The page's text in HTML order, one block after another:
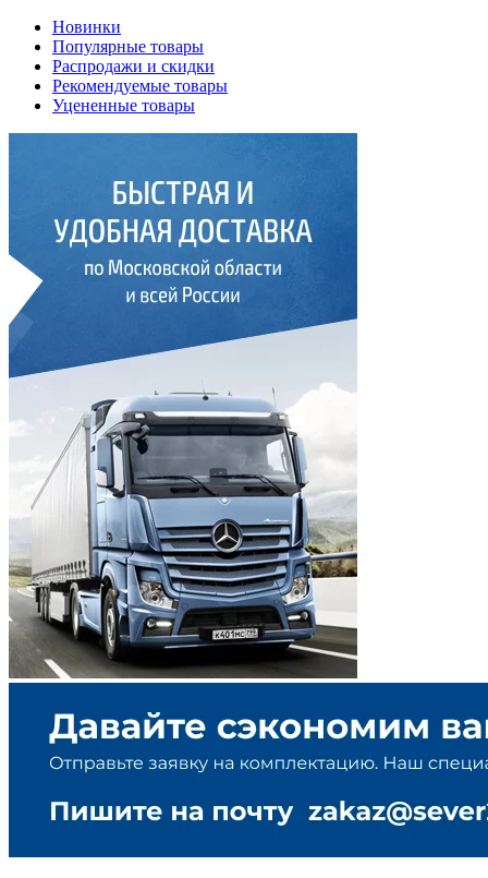
Новинки
Популярные товары
Распродажи и скидки
Рекомендуемые товары
Уцененные товары